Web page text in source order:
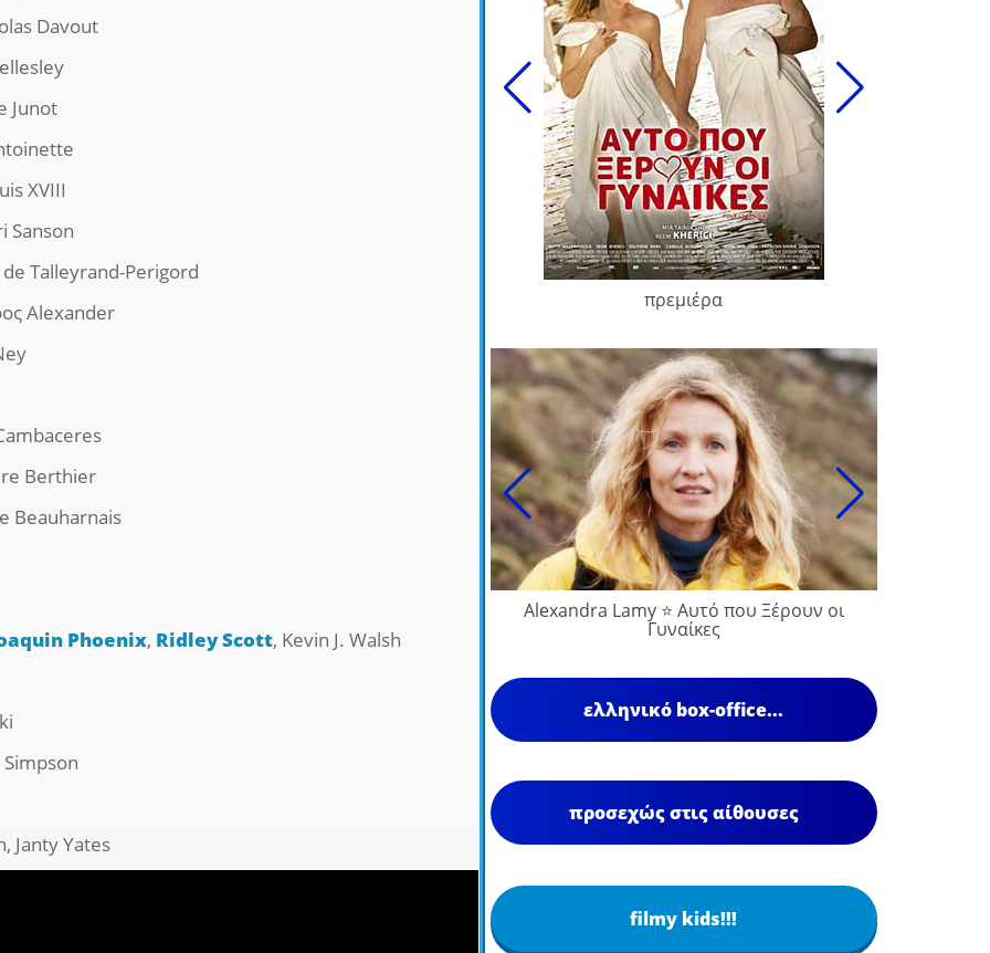
Davout
Junot
XVIII
Sanson
Talleyrand-Perigord
Alexander
Berthier
Beauharnais
Phoenix, Ridley Scott, Kevin J. Walsh
Janty Yates
πρεμιέρα
Alexandra Lamy ⭐ Αυτό που Ξέρουν οι
Γυναίκες
ελληνικό box-office...
προσεχώς στις αίθουσες
filmy kids!!!